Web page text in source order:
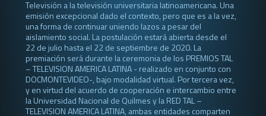
Televisión a la televisión universitaria latinoamericana. Una
emisión excepcional dado el contexto, pero que es a la vez,
una forma de continuar uniendo lazos a pesar del
aislamiento social. La postulación estará abierta desde el
22 de julio hasta el 22 de septiembre de 2020. La
premiación será durante la ceremonia de los PREMIOS TAL
– TELEVISION AMERICA LATINA - realizado en conjunto con
DOCMONTEVIDEO-, bajo modalidad virtual. Por tercera vez,
y en virtud del acuerdo de cooperación e intercambio entre
la Universidad Nacional de Quilmes y la RED TAL –
TELEVISION AMERICA LATINA, ambas entidades comparten